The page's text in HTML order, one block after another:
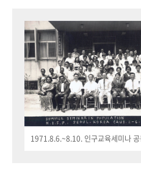
1971.8.6.~8.10. 인구교육세미나 공